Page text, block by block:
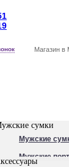
Магазин в
сумки
Мужские
Мужские